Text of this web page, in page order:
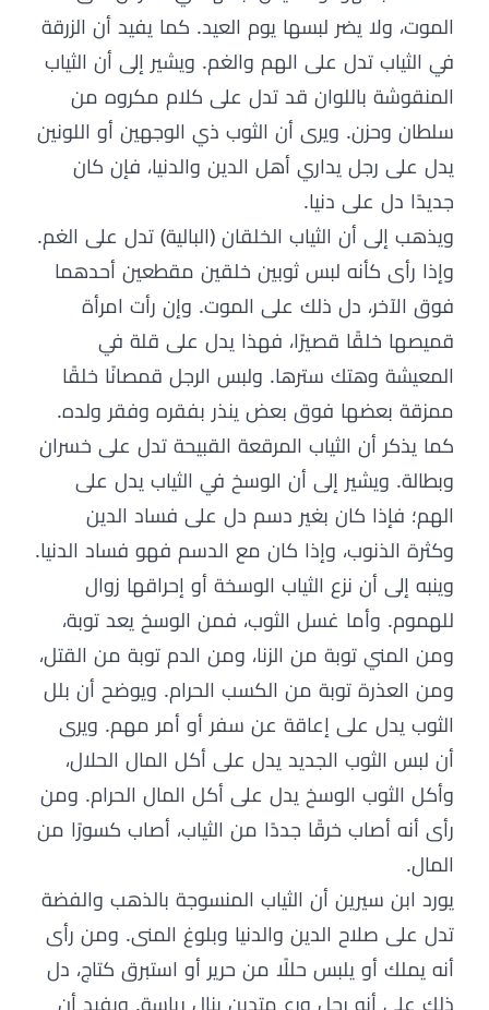
الموت، ولا يضر لبسها يوم العيد. كما يفيد أن الزرقة
في الثياب تدل على الهم والغم. ويشير إلى أن الثياب
المنقوشة باللوان قد تدل على كلام مكروه من
سلطان وحزن. ويرى أن الثوب ذي الوجهين أو اللونين
يدل على رجل يداري أهل الدين والدنيا، فإن كان
جديدًا دل على دنيا.
ويذهب إلى أن الثياب الخلقان (البالية) تدل على الغم.
وإذا رأى كأنه لبس ثوبين خلقين مقطعين أحدهما
فوق الآخر، دل ذلك على الموت. وإن رأت امرأة
قميصها خلقًا قصيرًا، فهذا يدل على قلة في
المعيشة وهتك سترها. ولبس الرجل قمصانًا خلقًا
ممزقة بعضها فوق بعض ينذر بفقره وفقر ولده.
كما يذكر أن الثياب المرقعة القبيحة تدل على خسران
وبطالة. ويشير إلى أن الوسخ في الثياب يدل على
الهم؛ فإذا كان بغير دسم دل على فساد الدين
وكثرة الذنوب، وإذا كان مع الدسم فهو فساد الدنيا.
وينبه إلى أن نزع الثياب الوسخة أو إحراقها زوال
للهموم. وأما غسل الثوب، فمن الوسخ يعد توبة،
ومن المني توبة من الزنا، ومن الدم توبة من القتل،
ومن العذرة توبة من الكسب الحرام. ويوضح أن بلل
الثوب يدل على إعاقة عن سفر أو أمر مهم. ويرى
أن لبس الثوب الجديد يدل على أكل المال الحلال،
وأكل الثوب الوسخ يدل على أكل المال الحرام. ومن
رأى أنه أصاب خرقًا جددًا من الثياب، أصاب كسورًا من
المال.
يورد ابن سيرين أن الثياب المنسوجة بالذهب والفضة
تدل على صلاح الدين والدنيا وبلوغ المنى. ومن رأى
أنه يملك أو يلبس حللًا من حرير أو استبرق كتاج، دل